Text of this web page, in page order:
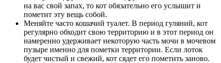
на вас свой запах, то кот обязательно его услышит и
пометит эту вещь собой.
Меняйте часто кошачий туалет. В период гуляний, кот
регулярно обходит свою территорию и в этот период он
намеренно удерживает некоторую часть мочи в мочевом
пузыре именно для пометки территории. Если лоток
будет чистый и свежий, кот сядет его пометить заново.